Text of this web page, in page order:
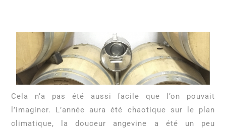
Cela n’a pas été aussi facile que l’on pouvait
l’imaginer. L’année aura été chaotique sur le plan
climatique, la douceur angevine a été un peu